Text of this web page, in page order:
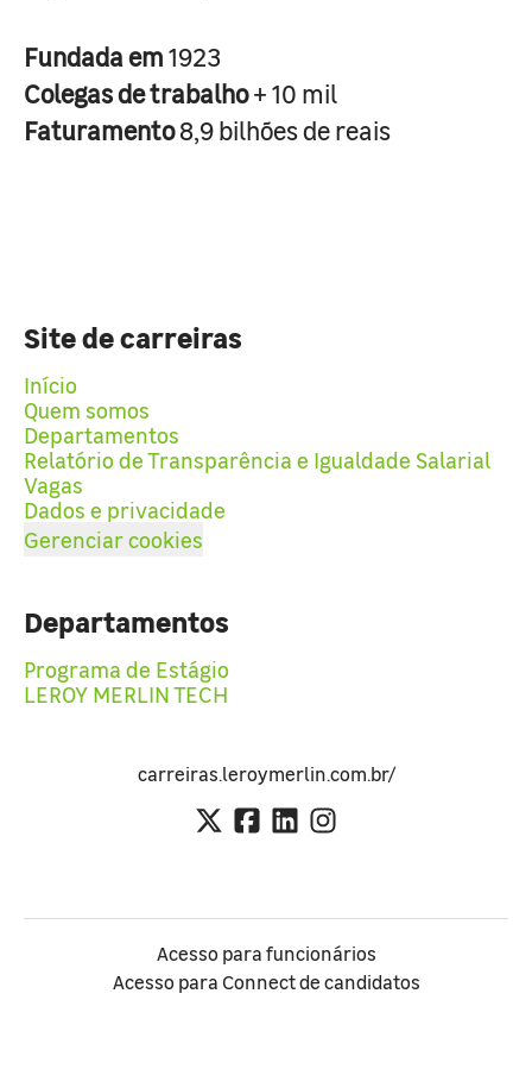
Fundada em1923
Colegas de trabalho+ 10 mil
Faturamento8,9 bilhões de reais
Site de carreiras
Início
Quem somos
Departamentos
Relatório de Transparência e Igualdade Salarial
Vagas
Dados e privacidade
Gerenciar cookies
Departamentos
Programa de Estágio
LEROY MERLIN TECH
carreiras.leroymerlin.com.br/
Acesso para funcionários
Acesso para Connect de candidatos